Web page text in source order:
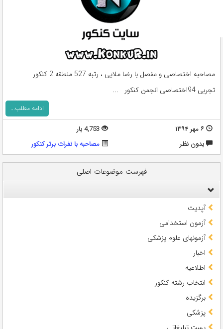
مصاحبه اختصاصی و مفصل با رضا ملایی ، رتبه 527 منطقه 2 کنکور
تجربی 94اختصاصی انجمن کنکور ...
ادامه مطلب...
۶ مهر ۱۳۹۴
4,753 بار
بدون نظر
مصاحبه با نفرات برتر کنکور
فهرست موضوعات اصلی
آپدیت
آزمون استخدامی
آزمونهای علوم پزشکی
اخبار
اطلاعیه
انتخاب رشته کنکور
برگزیده
پزشکی